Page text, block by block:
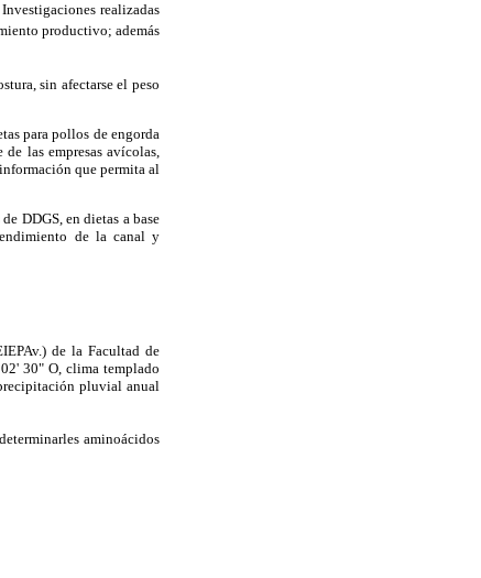
. Investigaciones realizadas
productivo; además
sin afectarse el peso
para pollos de engorda
las empresas avícolas,
que permita al
DDGS, en dietas a base
de la canal y
de la Facultad de
30" O, clima templado
pluvial anual
aminoácidos